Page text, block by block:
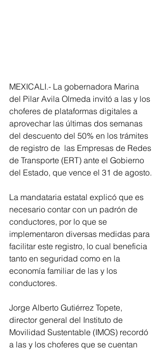
MEXICALI.- La gobernadora Marina
del Pilar Avila Olmeda invitó a las y los
choferes de plataformas digitales a
aprovechar las últimas dos semanas
del descuento del 50% en los trámites
de registro de  las Empresas de Redes
de Transporte (ERT) ante el Gobierno
del Estado, que vence el 31 de agosto.
La mandataria estatal explicó que es
necesario contar con un padrón de
conductores, por lo que se
implementaron diversas medidas para
facilitar este registro, lo cual beneficia
tanto en seguridad como en la
economía familiar de las y los
conductores.
Jorge Alberto Gutiérrez Topete,
director general del Instituto de
Movilidad Sustentable (IMOS) recordó
a las y los choferes que se cuentan